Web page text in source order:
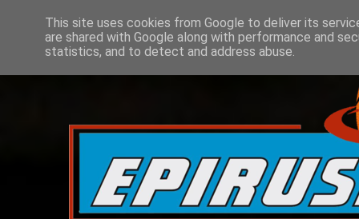
This site uses cookies from Google to deliver its
are shared with Google along with performance and
statistics, and to detect and address abuse.